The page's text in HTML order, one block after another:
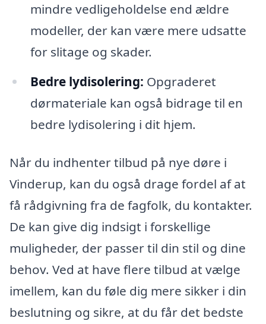
mindre vedligeholdelse end ældre
modeller, der kan være mere udsatte
for slitage og skader.
Bedre lydisolering: Opgraderet
dørmateriale kan også bidrage til en
bedre lydisolering i dit hjem.
Når du indhenter tilbud på nye døre i
Vinderup, kan du også drage fordel af at
få rådgivning fra de fagfolk, du kontakter.
De kan give dig indsigt i forskellige
muligheder, der passer til din stil og dine
behov. Ved at have flere tilbud at vælge
imellem, kan du føle dig mere sikker i din
beslutning og sikre, at du får det bedste